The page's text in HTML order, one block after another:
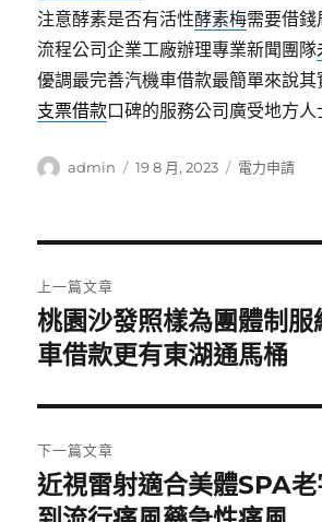
注意酵素是否有活性酵素梅需要借
流程公司企業工廠辦理專業新聞團隊
優調最完善汽機車借款最簡單來說其
支票借款口碑的服務公司廣受地方人
作
admin
發
19 8 月, 2023
分
電力申請
章
導
覽
上一篇文章
上
一
文
章:
桃園沙發照樣為團體制服
車借款更有東湖通馬桶
下一篇文章
下
一
近視雷射適合美體SPA